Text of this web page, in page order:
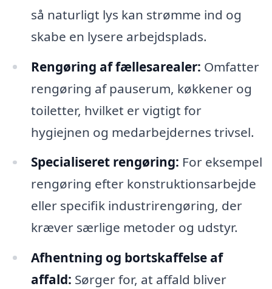
så naturligt lys kan strømme ind og
skabe en lysere arbejdsplads.
Rengøring af fællesarealer: Omfatter
rengøring af pauserum, køkkener og
toiletter, hvilket er vigtigt for
hygiejnen og medarbejdernes trivsel.
Specialiseret rengøring: For eksempel
rengøring efter konstruktionsarbejde
eller specifik industrirengøring, der
kræver særlige metoder og udstyr.
Afhentning og bortskaffelse af
affald: Sørger for, at affald bliver